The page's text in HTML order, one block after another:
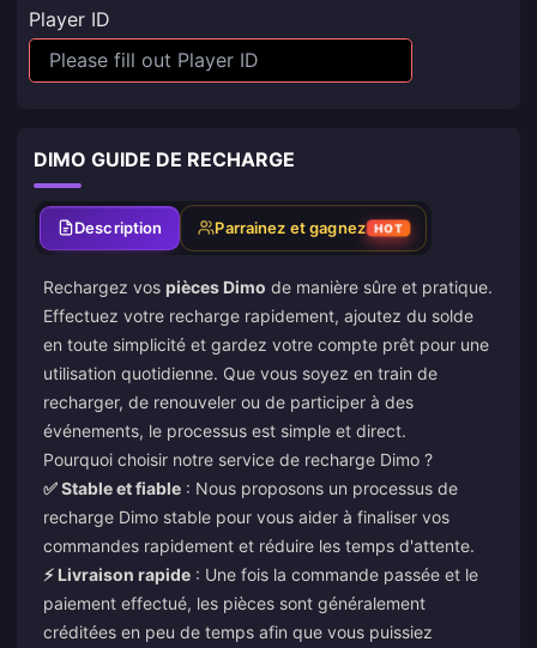
Player ID
DIMO GUIDE DE RECHARGE
Description Parrainez et gagnez HOT
Rechargez vos pièces Dimo de manière sûre et pratique.
Effectuez votre recharge rapidement, ajoutez du solde
en toute simplicité et gardez votre compte prêt pour une
utilisation quotidienne. Que vous soyez en train de
recharger, de renouveler ou de participer à des
événements, le processus est simple et direct.
Pourquoi choisir notre service de recharge Dimo ?
✅ Stable et fiable : Nous proposons un processus de
recharge Dimo stable pour vous aider à finaliser vos
commandes rapidement et réduire les temps d'attente.
⚡ Livraison rapide : Une fois la commande passée et le
paiement effectué, les pièces sont généralement
créditées en peu de temps afin que vous puissiez